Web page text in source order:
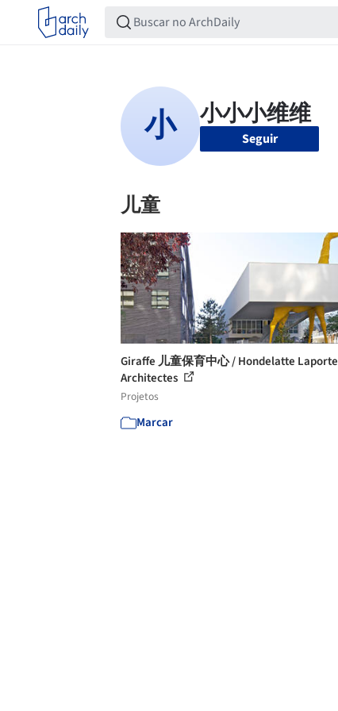
Seguir
儿童
Giraffe 儿童保育中心 / Hondelatte Laporte
Architectes
Projetos
Marcar